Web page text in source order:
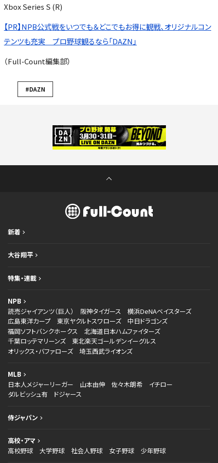
Xbox Series S (R)
【PR】NPB公式戦をいつでも＆どこでもお得に観戦、オリジナルコン
テンツも充実 プロ野球観るなら「DAZN」
（Full-Count編集部）
#DAZN
新着
大谷翔平
特集・連載
NPB
読売ジャイアンツ（巨人）
阪神タイガース
横浜DeNAベイスターズ
広島東洋カープ
東京ヤクルトスワローズ
中日ドラゴンズ
福岡ソフトバンクホークス
北海道日本ハムファイターズ
千葉ロッテマリーンズ
東北楽天ゴールデンイーグルス
オリックス・バファローズ
埼玉西武ライオンズ
MLB
日本人メジャーリーガー
山本由伸 佐々木朗希
イチロー
ダルビッシュ有
ドジャース
侍ジャパン
高校・アマ
高校野球
大学野球 社会人野球 女子野球 少年野球